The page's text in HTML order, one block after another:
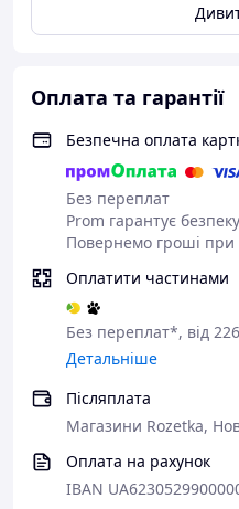
Оплата та гарантії
Безпечна оплата
Без переплат
Prom гарантує безпеку
Повернемо гроші при
Оплатити частинами
Без переплат*, від
Детальніше
Післяплата
Магазини Rozetka,
Оплата на рахунок
IBAN